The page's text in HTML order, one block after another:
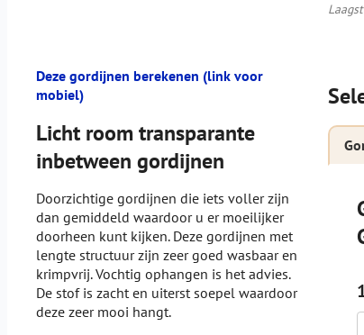
Deze gordijnen berekenen (link voor
mobiel)
Licht room transparante
inbetween gordijnen
Doorzichtige gordijnen die iets voller zijn
dan gemiddeld waardoor u er moeilijker
doorheen kunt kijken. Deze gordijnen met
lengte structuur zijn zeer goed wasbaar en
krimpvrij. Vochtig ophangen is het advies.
De stof is zacht en uiterst soepel waardoor
deze zeer mooi hangt.